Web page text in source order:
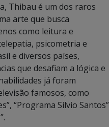
Thibau é um dos raros
arte que busca
como leitura e
psicometria e
e diversos países,
que desafiam a lógica e
já foram
famosos, como
“Programa Silvio Santos”